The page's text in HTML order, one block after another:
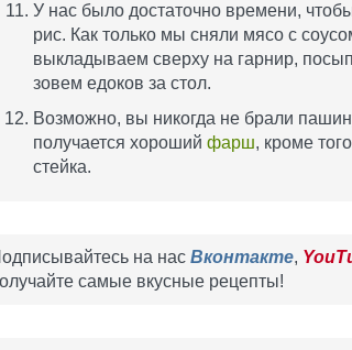
У нас было достаточно времени,
рис. Как только мы сняли мясо с
выкладываем сверху на гарнир,
зовем едоков за стол.
Возможно, вы никогда не брали
получается хороший фарш, кроме
стейка.
на нас Вконтакте,
самые вкусные рецепты!